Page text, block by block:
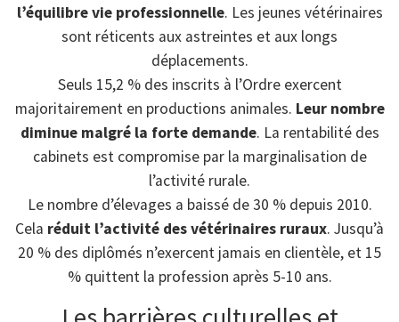
l’équilibre vie professionnelle. Les jeunes vétérinaires
sont réticents aux astreintes et aux longs
déplacements.
Seuls 15,2 % des inscrits à l’Ordre exercent
majoritairement en productions animales. Leur nombre
diminue malgré la forte demande. La rentabilité des
cabinets est compromise par la marginalisation de
l’activité rurale.
Le nombre d’élevages a baissé de 30 % depuis 2010.
Cela réduit l’activité des vétérinaires ruraux. Jusqu’à
20 % des diplômés n’exercent jamais en clientèle, et 15
% quittent la profession après 5-10 ans.